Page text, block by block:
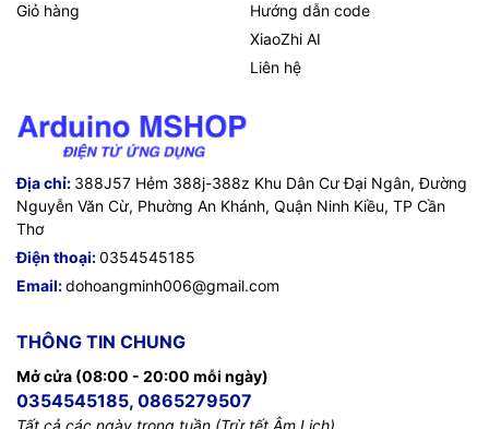
Giỏ hàng
Hướng dẫn code
XiaoZhi AI
Liên hệ
Địa chỉ: 388J57 Hẻm 388j-388z Khu Dân Cư Đại Ngân, Đường
Nguyễn Văn Cừ, Phường An Khánh, Quận Ninh Kiều, TP Cần
Thơ
Điện thoại:0354545185
Email:dohoangminh006@gmail.com
THÔNG TIN CHUNG
Mở cửa (08:00 - 20:00 mỗi ngày)
0354545185, 0865279507